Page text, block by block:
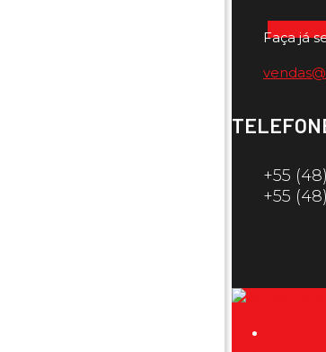
Faça já
+55
+55